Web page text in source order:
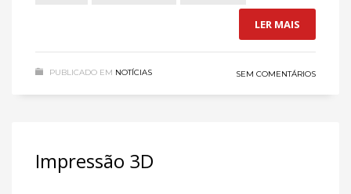
LER MAIS
PUBLICADO EM NOTÍCIAS SEM COMENTÁRIOS
Impressão 3D